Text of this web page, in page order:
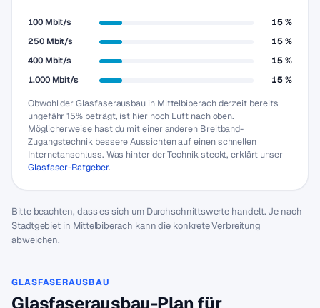
100 Mbit/s
15 %
250 Mbit/s
15 %
400 Mbit/s
15 %
1.000 Mbit/s
15 %
Obwohl der Glasfaserausbau in Mittelbiberach derzeit bereits
ungefähr 15% beträgt, ist hier noch Luft nach oben.
Möglicherweise hast du mit einer anderen Breitband-
Zugangstechnik bessere Aussichten auf einen schnellen
Internetanschluss. Was hinter der Technik steckt, erklärt unser
Glasfaser-Ratgeber.
Bitte beachten, dass es sich um Durchschnittswerte handelt. Je nach
Stadtgebiet in Mittelbiberach kann die konkrete Verbreitung
abweichen.
GLASFASERAUSBAU
Glasfaserausbau-Plan für